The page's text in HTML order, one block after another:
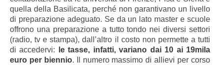
quella della Basilicata, perché non garantivano un livello
di preparazione adeguato. Se da un lato master e scuole
offrono una preparazione a tutto tondo nei diversi settori
(radio, tv e stampa), dall’altro il costo non permette a tutti
di accedervi:
le tasse, infatti, variano dai 10 ai 19mila
euro per biennio. Il numero massimo di allievi per corso